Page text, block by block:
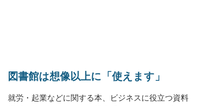
図書館は想像以上に「使えます」
就労・起業などに関する本、ビジネスに役立つ資料